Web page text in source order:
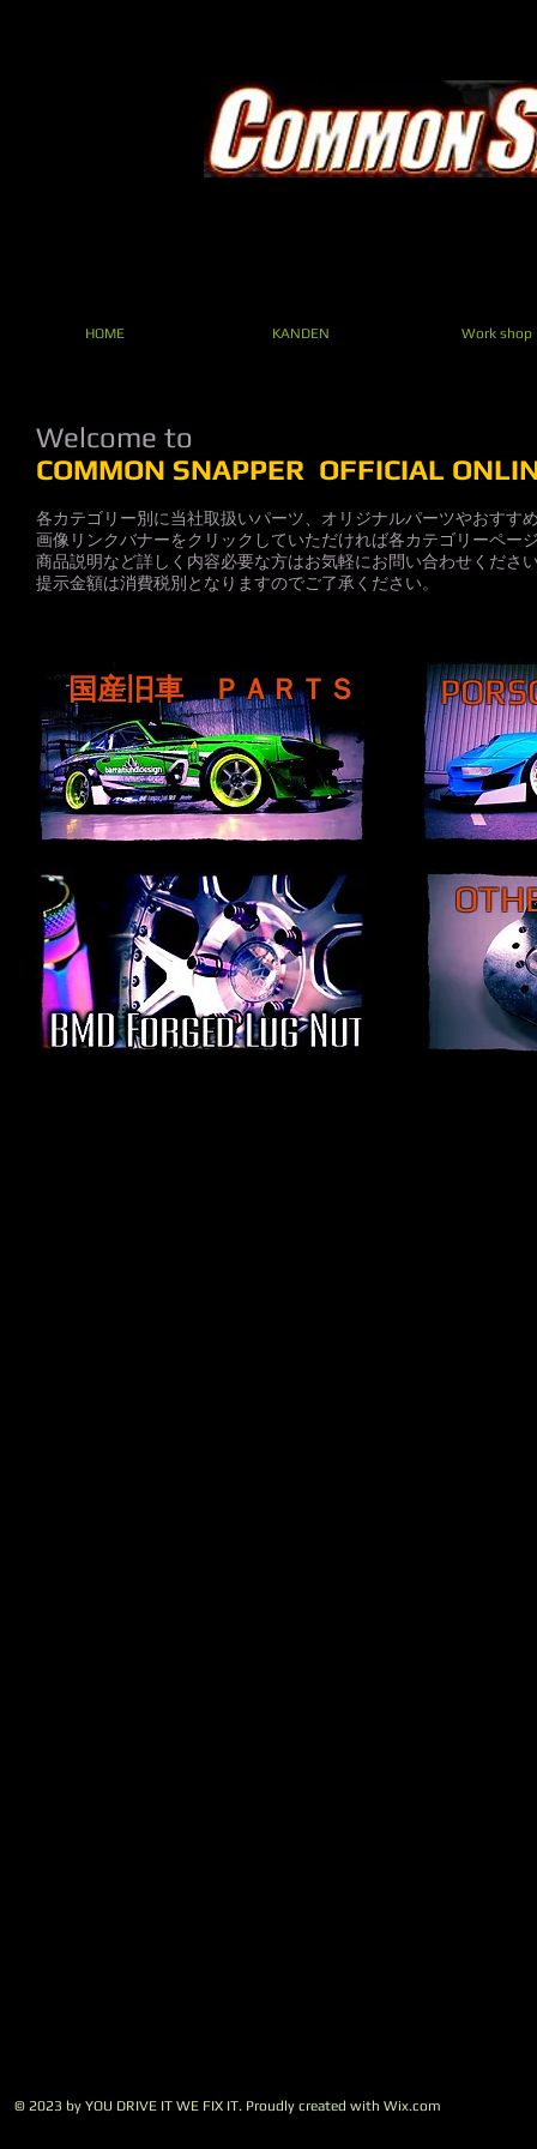
HOME KANDEN Work shop
Welcome to
COMMON SNAPPER OFFICIAL
各カテゴリー別に当社取扱いパーツ、オリジナルパーツやおすす
画像リンクバナーをクリックしていただければ各カテゴリーペー
商品説明など詳しく内容必要な方はお気軽にお問い合わせくださ
提示金額は消費税別となりますのでご了承ください。
国産旧車 ＰＡＲＴＳ
© 2023 by YOU DRIVE IT WE FIX IT.​ Proudly created with Wix.com